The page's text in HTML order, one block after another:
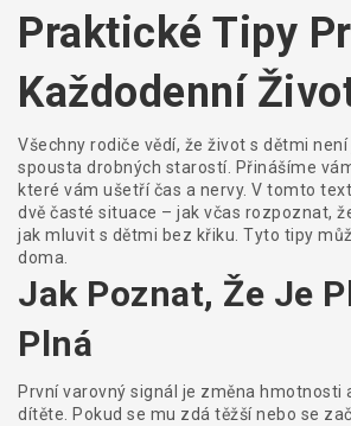
Praktické Tipy
Každodenní
Všechny rodiče vědí, že život s dětmi
spousta drobných starostí. Přinášíme
které vám ušetří čas a nervy. V tomto
dvě časté situace – jak včas rozpoznat,
jak mluvit s dětmi bez křiku. Tyto tipy
doma.
Jak Poznat, Že Je
Plná
První varovný signál je změna hmotnosti
dítěte. Pokud se mu zdá těžší nebo se